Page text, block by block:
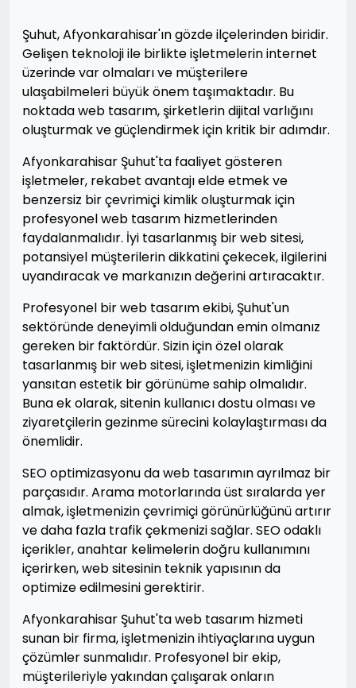
Şuhut, Afyonkarahisar'ın gözde ilçelerinden biridir.
Gelişen teknoloji ile birlikte işletmelerin internet
üzerinde var olmaları ve müşterilere
ulaşabilmeleri büyük önem taşımaktadır. Bu
noktada web tasarım, şirketlerin dijital varlığını
oluşturmak ve güçlendirmek için kritik bir adımdır.
Afyonkarahisar Şuhut'ta faaliyet gösteren
işletmeler, rekabet avantajı elde etmek ve
benzersiz bir çevrimiçi kimlik oluşturmak için
profesyonel web tasarım hizmetlerinden
faydalanmalıdır. İyi tasarlanmış bir web sitesi,
potansiyel müşterilerin dikkatini çekecek, ilgilerini
uyandıracak ve markanızın değerini artıracaktır.
Profesyonel bir web tasarım ekibi, Şuhut'un
sektöründe deneyimli olduğundan emin olmanız
gereken bir faktördür. Sizin için özel olarak
tasarlanmış bir web sitesi, işletmenizin kimliğini
yansıtan estetik bir görünüme sahip olmalıdır.
Buna ek olarak, sitenin kullanıcı dostu olması ve
ziyaretçilerin gezinme sürecini kolaylaştırması da
önemlidir.
SEO optimizasyonu da web tasarımın ayrılmaz bir
parçasıdır. Arama motorlarında üst sıralarda yer
almak, işletmenizin çevrimiçi görünürlüğünü artırır
ve daha fazla trafik çekmenizi sağlar. SEO odaklı
içerikler, anahtar kelimelerin doğru kullanımını
içerirken, web sitesinin teknik yapısının da
optimize edilmesini gerektirir.
Afyonkarahisar Şuhut'ta web tasarım hizmeti
sunan bir firma, işletmenizin ihtiyaçlarına uygun
çözümler sunmalıdır. Profesyonel bir ekip,
müşterileriyle yakından çalışarak onların